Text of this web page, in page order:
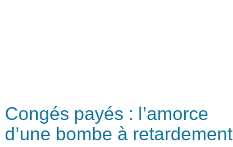
Congés payés : l’amorce
d’une bombe à retardement